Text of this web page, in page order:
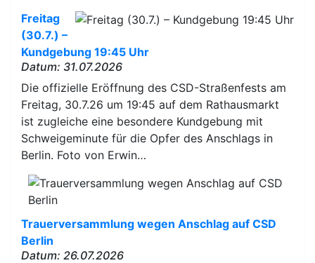
Freitag
(30.7.) –
Kundgebung 19:45 Uhr
Datum: 31.07.2026
Die offizielle Eröffnung des CSD-Straßenfests am
Freitag, 30.7.26 um 19:45 auf dem Rathausmarkt
ist zugleiche eine besondere Kundgebung mit
Schweigeminute für die Opfer des Anschlags in
Berlin. Foto von Erwin…
Trauerversammlung wegen Anschlag auf CSD
Berlin
Datum: 26.07.2026